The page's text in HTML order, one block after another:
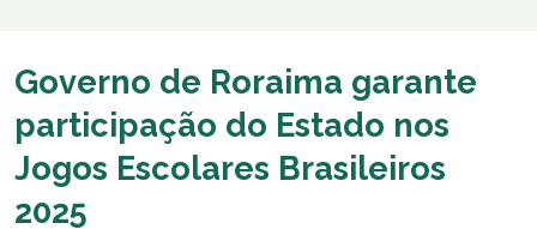
Governo de Roraima garante
participação do Estado nos
Jogos Escolares Brasileiros
2025